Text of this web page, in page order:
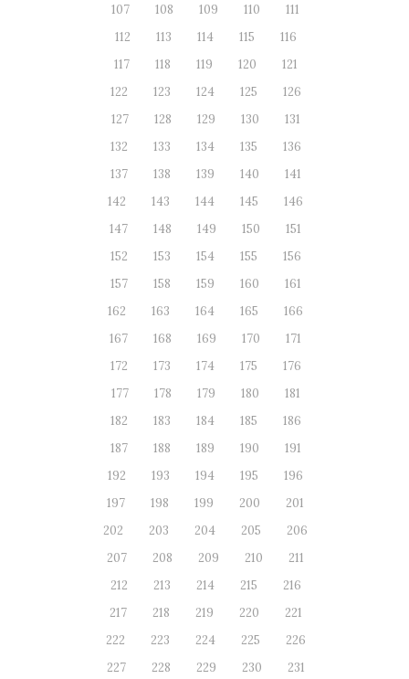
107
108 109 110
111
112
113 114 115
116
117
118 119 120
121
122
123 124 125
126
127
128 129 130
131
132
133 134 135
136
137
138 139 140
141
142
143 144 145
146
147
148 149 150
151
152
153 154 155
156
157
158 159 160
161
162
163 164 165
166
167
168 169 170
171
172
173 174 175
176
177
178 179 180
181
182
183 184 185
186
187
188 189 190
191
192
193 194 195
196
197
198 199 200
201
202
203 204 205
206
207
208 209 210
211
212
213 214 215
216
217
218 219 220
221
222
223 224 225
226
227
228 229 230
231